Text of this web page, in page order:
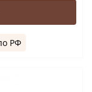
РФ